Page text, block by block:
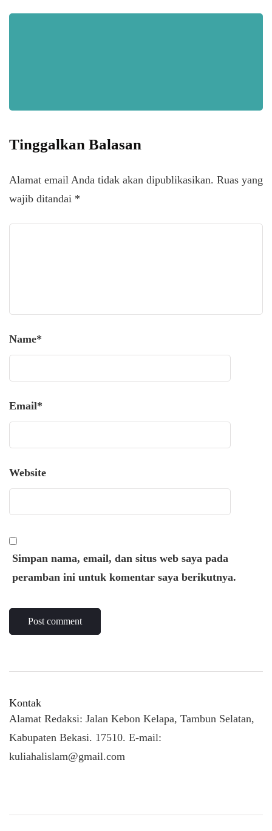
Tinggalkan Balasan
Alamat email Anda tidak akan dipublikasikan. Ruas yang
wajib ditandai *
Name*
Email*
Website
Simpan nama, email, dan situs web saya pada
peramban ini untuk komentar saya berikutnya.
Kontak
Alamat Redaksi: Jalan Kebon Kelapa, Tambun Selatan,
Kabupaten Bekasi. 17510. E-mail:
kuliahalislam@gmail.com